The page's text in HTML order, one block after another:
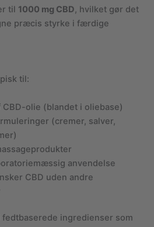
til 1000 mg CBD, hvilket gør det
præcis styrke i færdige
til:
olie (blandet i oliebase)
(cremer, salver,
anvendelse
CBD uden andre
fedtbaserede ingredienser som